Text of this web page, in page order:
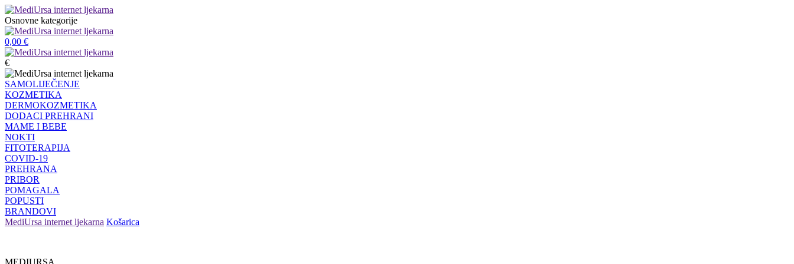
Osnovne kategorije
0,00 €
€
SAMOLIJEČENJE
KOZMETIKA
DERMOKOZMETIKA
DODACI PREHRANI
MAME I BEBE
NOKTI
FITOTERAPIJA
COVID-19
PREHRANA
PRIBOR
POMAGALA
POPUSTI
BRANDOVI
MediUrsa internet ljekarna Košarica
MEDIURSA